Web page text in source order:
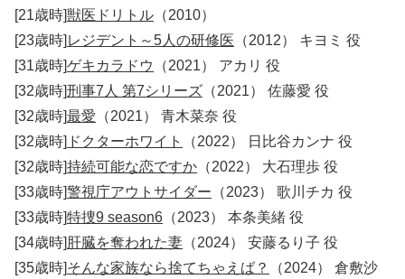
[21歳時]獣医ドリトル （2010）
[23歳時] レジデント～5人の研修医 （2012） キヨミ 役
[31歳時]ゲキカラドウ
（2021） アカリ 役
[32歳時]刑事7人 第7シリーズ （2021） 佐藤愛 役
[32歳時]最愛 （2021） 青木菜奈 役
[32歳時] ドクターホワイト
（2022） 日比谷カンナ 役
[32歳時]持続可能な恋ですか （2022） 大石理歩 役
[33歳時]警視庁アウトサイダー （2023） 歌川チカ 役
[33歳時]特捜9 season6 （2023） 本条美緒 役
[34歳時] 肝臓を奪われた妻 （2024） 安藤るり子 役
[35歳時]そんな家族なら捨てちゃえば？
（2024） 倉敷沙